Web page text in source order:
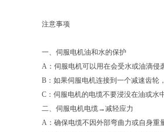
注意事项
一、伺服电机油和水的保护
A：伺服电机可以用在会受水或油滴侵
B：如果伺服电机连接到一个减速齿轮
C：伺服电机的电缆不要浸没在油或水
二、伺服电机电缆→减轻应力
A：确保电缆不因外部弯曲力或自身重